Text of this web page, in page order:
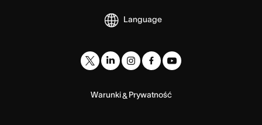
Language
Warunki& Prywatność